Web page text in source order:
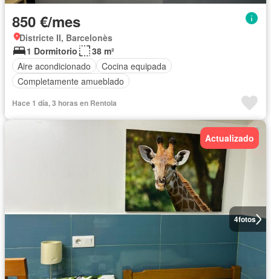
850 €/mes
Districte II, Barcelonès
1 Dormitorio
38 m²
Aire acondicionado
Cocina equipada
Completamente amueblado
Hace 1 día, 3 horas en Rentola
4fotos
Actualizado